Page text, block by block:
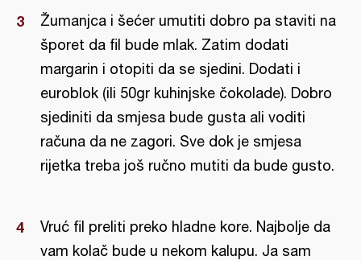
Žumanjca i šećer umutiti dobro pa staviti na
šporet da fil bude mlak. Zatim dodati
margarin i otopiti da se sjedini. Dodati i
euroblok (ili 50gr kuhinjske čokolade). Dobro
sjediniti da smjesa bude gusta ali voditi
računa da ne zagori. Sve dok je smjesa
rijetka treba još ručno mutiti da bude gusto.
Vruć fil preliti preko hladne kore. Najbolje da
vam kolač bude u nekom kalupu. Ja sam